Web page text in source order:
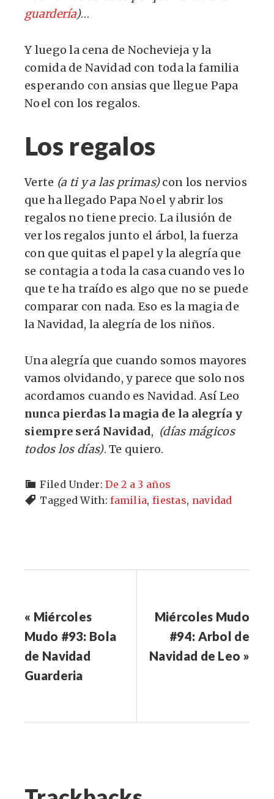
guardería)…
Y luego la cena de Nochevieja y la
comida de Navidad con toda la familia
esperando con ansias que llegue Papa
Noel con los regalos.
Los regalos
Verte (a ti y a las primas)con los nervios
que ha llegado Papa Noel y abrir los
regalos no tiene precio. La ilusión de
ver los regalos junto el árbol, la fuerza
con que quitas el papel y la alegría que
se contagia a toda la casa cuando ves lo
que te ha traído es algo que no se puede
comparar con nada. Eso es la magia de
la Navidad, la alegría de los niños.
Una alegría que cuando somos mayores
vamos olvidando, y parece que solo nos
acordamos cuando es Navidad. Así Leo
nunca pierdas la magia de la alegría y
siempre será Navidad, (días mágicos
todos los días). Te quiero.
Filed Under:De 2 a 3 años
Tagged With:familia, fiestas, navidad
« Miércoles
Mudo #93: Bola
de Navidad
Guarderia
Miércoles Mudo
#94: Arbol de
Navidad de Leo »